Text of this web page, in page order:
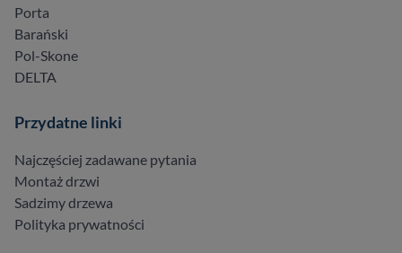
Porta
Barański
Pol-Skone
DELTA
Przydatne linki
Najczęściej zadawane pytania
Montaż drzwi
Sadzimy drzewa
Polityka prywatności